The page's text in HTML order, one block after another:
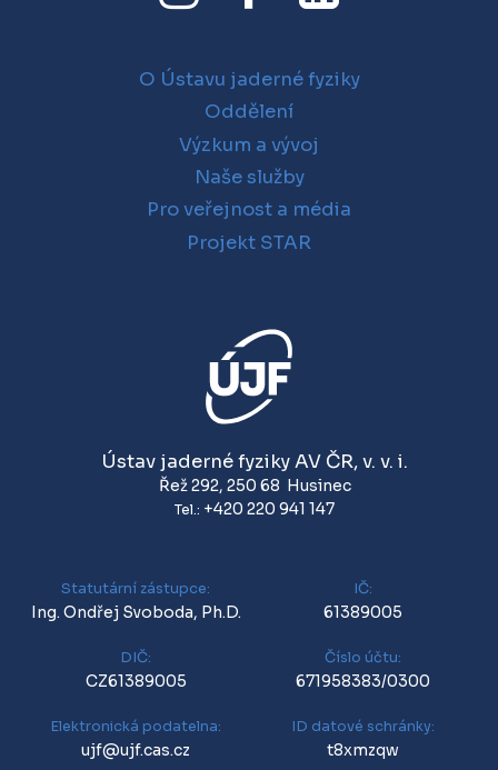
O Ústavu jaderné fyziky
Oddělení
Výzkum a vývoj
Naše služby
Pro veřejnost a média
Projekt STAR
Ústav jaderné fyziky AV ČR, v. v. i.
Řež 292, 250 68 Husinec
Tel.: +420 220 941 147
Statutární zástupce:
Ing. Ondřej Svoboda, Ph.D.
IČ:
61389005
DIČ:
CZ61389005
Číslo účtu:
671958383/0300
Elektronická podatelna:
ujf@ujf.cas.cz
ID datové schránky:
t8xmzqw